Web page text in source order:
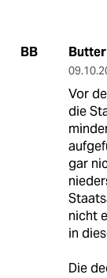
BB
Vor
die
gar
nicht
in
Die